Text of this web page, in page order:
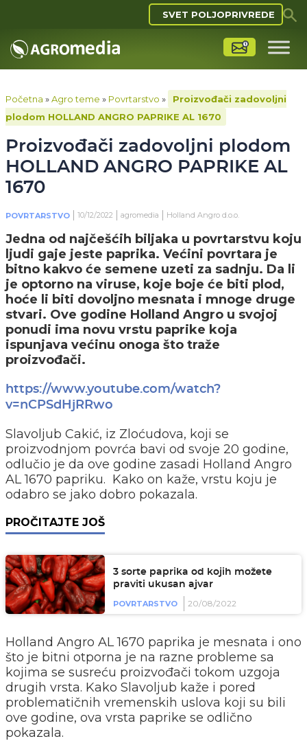
SVET POLJOPRIVREDE
Početna »Agro teme » Povrtarstvo »
Proizvođači zadovoljni
plodom HOLLAND ANGRO PAPRIKE AL 1670
Proizvođači zadovoljni plodom
HOLLAND ANGRO PAPRIKE AL
1670
POVRTARSTVO 10/12/2022 agromedia Holland Angro d.o.o.
Jedna od najčešćih biljaka u povrtarstvu koju
ljudi gaje jeste paprika. Većini povrtara je
bitno kakvo će semene uzeti za sadnju. Da li
je optorno na viruse, koje boje će biti plod,
hoće li biti dovoljno mesnata i mnoge druge
stvari. Ove godine Holland Angro u svojoj
ponudi ima novu vrstu paprike koja
ispunjava većinu onoga što traže
proizvođači.
https://www.youtube.com/watch?
v=nCPSdHjRRwo
Slavoljub Cakić, iz Zloćudova, koji se
proizvodnjom povrća bavi od svoje 20 godine,
odlučio je da ove godine zasadi Holland Angro
AL 1670 papriku. Kako on kaže, vrstu koju je
odabro se jako dobro pokazala.
PROČITAJTE JOŠ
3 sorte paprika od kojih možete
praviti ukusan ajvar
POVRTARSTVO 20/08/2022
Holland Angro AL 1670 paprika je mesnata i ono
što je bitni otporna je na razne probleme sa
kojima se susreću proizvođači tokom uzgoja
drugih vrsta. Kako Slavoljub kaže i pored
problematičnih vremenskih uslova koji su bili
ove godine, ova vrsta paprike se odlično
pokazala.